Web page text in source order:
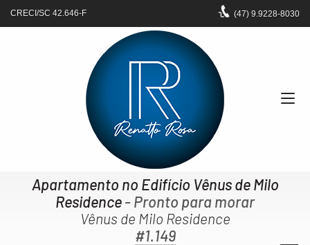
CRECI/SC 42.646-F (47) 9.9228-8030
Apartamento no Edifício Vênus de Milo
Residence- Pronto para morar
Vênus de Milo Residence
#1.149